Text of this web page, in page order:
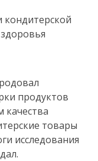
продуктов
качества
товары
исследования